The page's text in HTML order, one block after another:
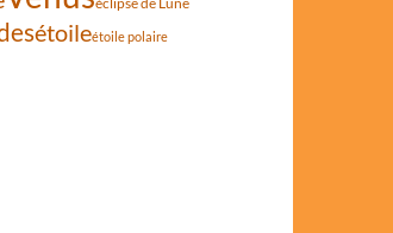
étoileétoile polaire